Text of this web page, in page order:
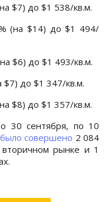
$7) до $1 538/кв.м.
(на $14) до $1 494/
$6) до $1 493/кв.м.
$7) до $1 347/кв.м.
$8) до $1 357/кв.м.
30 сентября, по 10
было совершено 2 084
рынке и 1